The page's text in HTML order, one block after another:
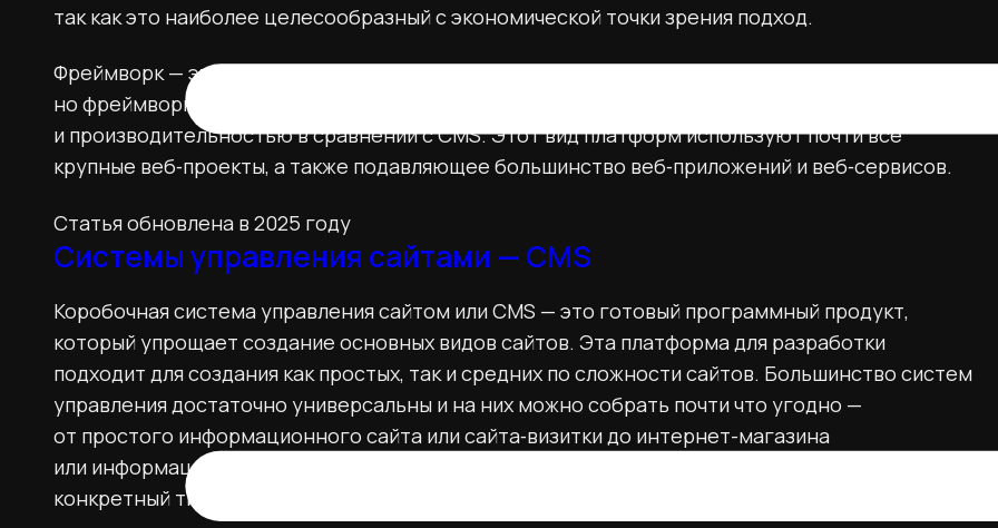
так как это наиболее целесообразный с экономической точки зрения подход.
Фреймворк — это программный продукт, который также как и CMS служит основой для сайта,
но фреймворк — это более низкоуровневое решение, обладающее большей гибкостью
и производительностью в сравнении с CMS. Этот вид платформ используют почти все
крупные веб‑проекты, а также подавляющее большинство веб‑приложений и веб‑сервисов.
Статья обновлена в 2025 году
Системы управления сайтами — CMS
Коробочная система управления сайтом или CMS — это готовый программный продукт,
который упрощает создание основных видов сайтов. Эта платформа для разработки
подходит для создания как простых, так и средних по сложности сайтов. Большинство систем
управления достаточно универсальны и на них можно собрать почти что угодно —
от простого информационного сайта или сайта‑визитки до интернет-магазина
или информационного портала. Есть и специализированные CMS, заточенные под один
конкретный тип сайтов, например, для интернет-магазинов.